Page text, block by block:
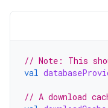
// Note: This
val
// A download